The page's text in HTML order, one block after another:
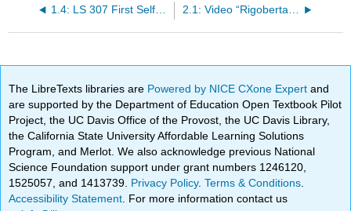
1.4: LS 307 First Self-Assessment 2.1: Video “Rigoberta Menchú- día sereno”
The LibreTexts libraries are Powered by NICE CXone Expertand
are supported by the Department of Education Open Textbook Pilot
Project, the UC Davis Office of the Provost, the UC Davis Library,
the California State University Affordable Learning Solutions
Program, and Merlot. We also acknowledge previous National
Science Foundation support under grant numbers 1246120,
1525057, and 1413739. Privacy Policy.Terms & Conditions
Accessibility Statement . For more information contact us